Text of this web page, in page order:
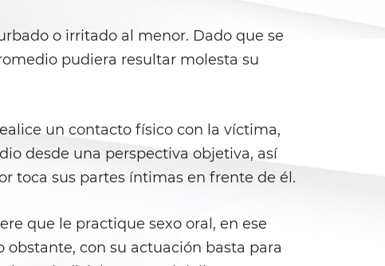
o irritado al menor. Dado que se
pudiera resultar molesta su
un contacto físico con la víctima,
desde una perspectiva objetiva, así
toca sus partes íntimas en frente de él.
que le practique sexo oral, en ese
con su actuación basta para